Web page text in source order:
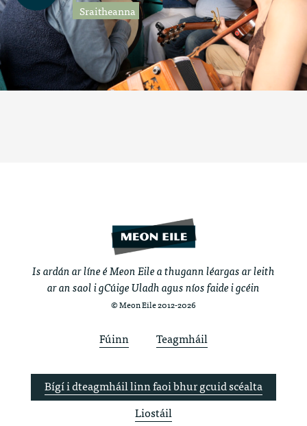
Sraitheanna
Is ardán ar líne é Meon Eile a thugann léargas ar leith
ar an saol i gCúige Uladh agus níos faide i gcéin
© Meon Eile 2012-2026
Fúinn Teagmháil
Bígí i dteagmháil linn faoi bhur gcuid scéalta
Liostáil